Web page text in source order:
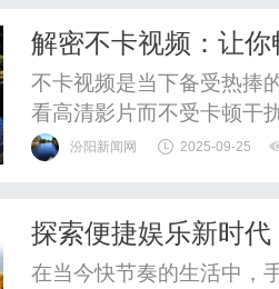
价与大小的适配性上，更
解密不卡视频：让
不卡视频是当下备受热捧
看高清影片而不受卡顿干
视频的体验，让我们不再
频数据的高效传输和流畅
汾阳新闻网 2025-09-25
探索便捷娱乐新时
在当今快节奏的生活中，